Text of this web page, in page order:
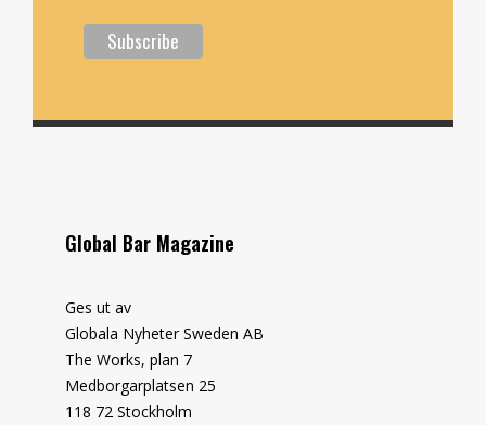
Global Bar Magazine
Ges ut av
Globala Nyheter Sweden AB
The Works, plan 7
Medborgarplatsen 25
118 72 Stockholm